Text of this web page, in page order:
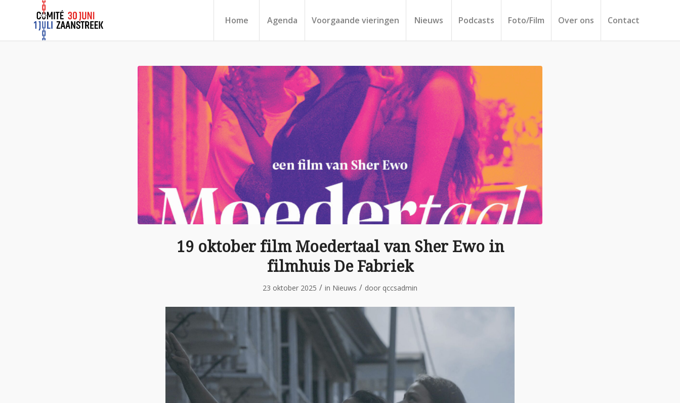
Home Agenda Voorgaande vieringen Nieuws Podcasts Foto/Film Over ons Contact
19 oktober film Moedertaal van Sher Ewo in
filmhuis De Fabriek
23 oktober 2025 / in Nieuws / door qccsadmin